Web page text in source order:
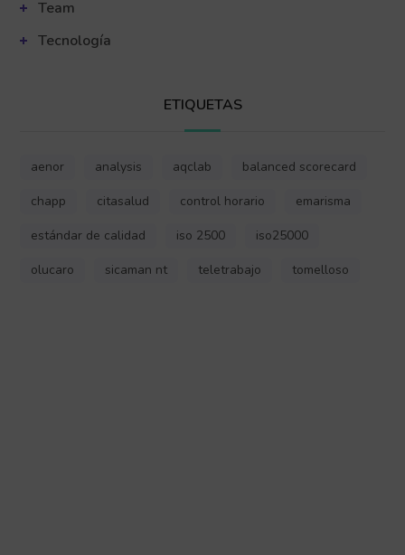
Team
Tecnología
ETIQUETAS
aenor analysis aqclab
balanced scorecard
chapp
citasalud control horario
emarisma
estándar de calidad
iso 2500
iso25000
olucaro
sicaman nt teletrabajo tomelloso